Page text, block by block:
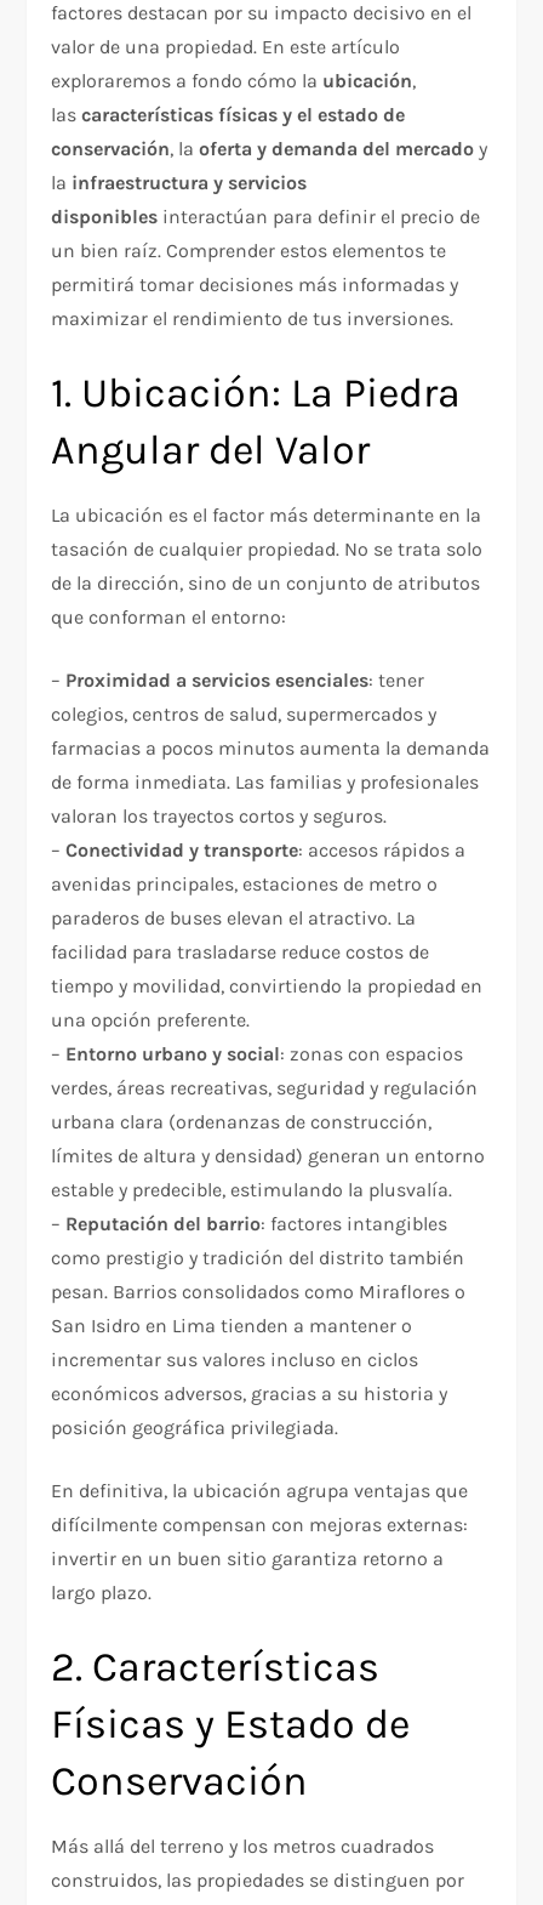
factores destacan por su impacto decisivo en el
valor de una propiedad. En este artículo
exploraremos a fondo cómo la ubicación,
lascaracterísticas físicas y el estado de
conservación, laoferta y demanda del mercado y
la infraestructura y servicios
disponibles interactúan para definir el precio de
un bien raíz. Comprender estos elementos te
permitirá tomar decisiones más informadas y
maximizar el rendimiento de tus inversiones.
1. Ubicación: La Piedra
Angular del Valor
La ubicación es el factor más determinante en la
tasación de cualquier propiedad. No se trata solo
de la dirección, sino de un conjunto de atributos
que conforman el entorno:
– Proximidad a servicios esenciales: tener
colegios, centros de salud, supermercados y
farmacias a pocos minutos aumenta la demanda
de forma inmediata. Las familias y profesionales
valoran los trayectos cortos y seguros.
–Conectividad y transporte: accesos rápidos a
avenidas principales, estaciones de metro o
paraderos de buses elevan el atractivo. La
facilidad para trasladarse reduce costos de
tiempo y movilidad, convirtiendo la propiedad en
una opción preferente.
– Entorno urbano y social: zonas con espacios
verdes, áreas recreativas, seguridad y regulación
urbana clara (ordenanzas de construcción,
límites de altura y densidad) generan un entorno
estable y predecible, estimulando la plusvalía.
– Reputación del barrio: factores intangibles
como prestigio y tradición del distrito también
pesan. Barrios consolidados como Miraflores o
San Isidro en Lima tienden a mantener o
incrementar sus valores incluso en ciclos
económicos adversos, gracias a su historia y
posición geográfica privilegiada.
En definitiva, la ubicación agrupa ventajas que
difícilmente compensan con mejoras externas:
invertir en un buen sitio garantiza retorno a
largo plazo.
2. Características
Físicas y Estado de
Conservación
Más allá del terreno y los metros cuadrados
construidos, las propiedades se distinguen por